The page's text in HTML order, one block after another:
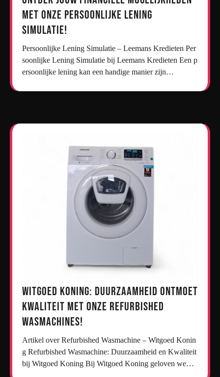
met onze persoonlijke lening
simulatie!
Persoonlijke Lening Simulatie – Leemans Kredieten Per
soonlijke Lening Simulatie bij Leemans Kredieten Een p
ersoonlijke lening kan een handige manier zijn…
Witgoed Koning: Duurzaamheid ontmoet
kwaliteit met onze refurbished
wasmachines!
Artikel over Refurbished Wasmachine – Witgoed Konin
g Refurbished Wasmachine: Duurzaamheid en Kwaliteit
bij Witgoed Koning Bij Witgoed Koning geloven we…